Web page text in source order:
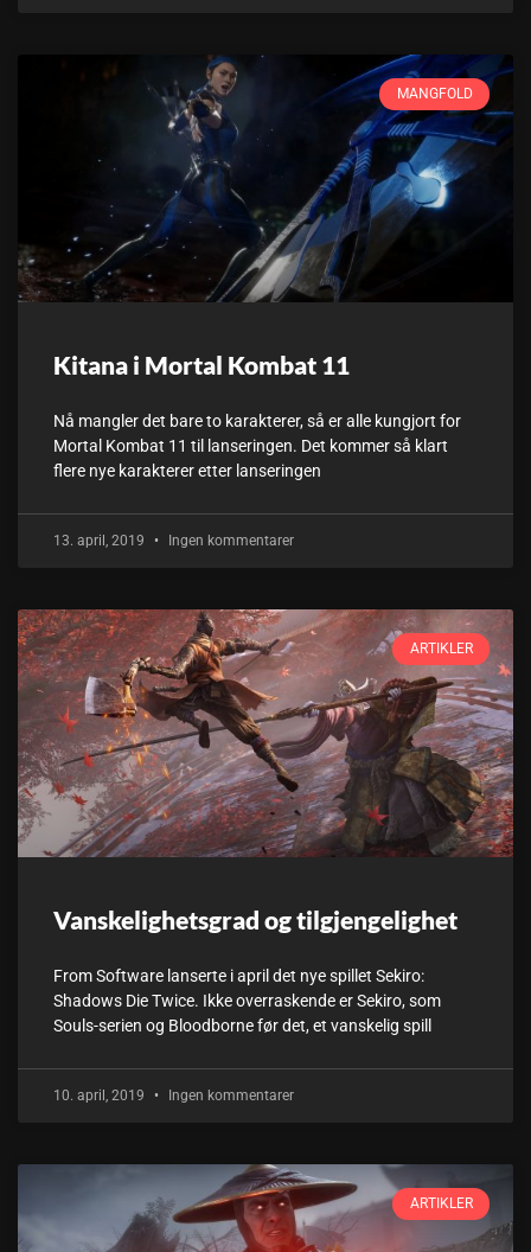
MANGFOLD
Kitana i Mortal Kombat 11
Nå mangler det bare to karakterer, så er alle kungjort for
Mortal Kombat 11 til lanseringen. Det kommer så klart
flere nye karakterer etter lanseringen
13. april, 2019 Ingen kommentarer
ARTIKLER
Vanskelighetsgrad og tilgjengelighet
From Software lanserte i april det nye spillet Sekiro:
Shadows Die Twice. Ikke overraskende er Sekiro, som
Souls-serien og Bloodborne før det, et vanskelig spill
10. april, 2019 Ingen kommentarer
ARTIKLER